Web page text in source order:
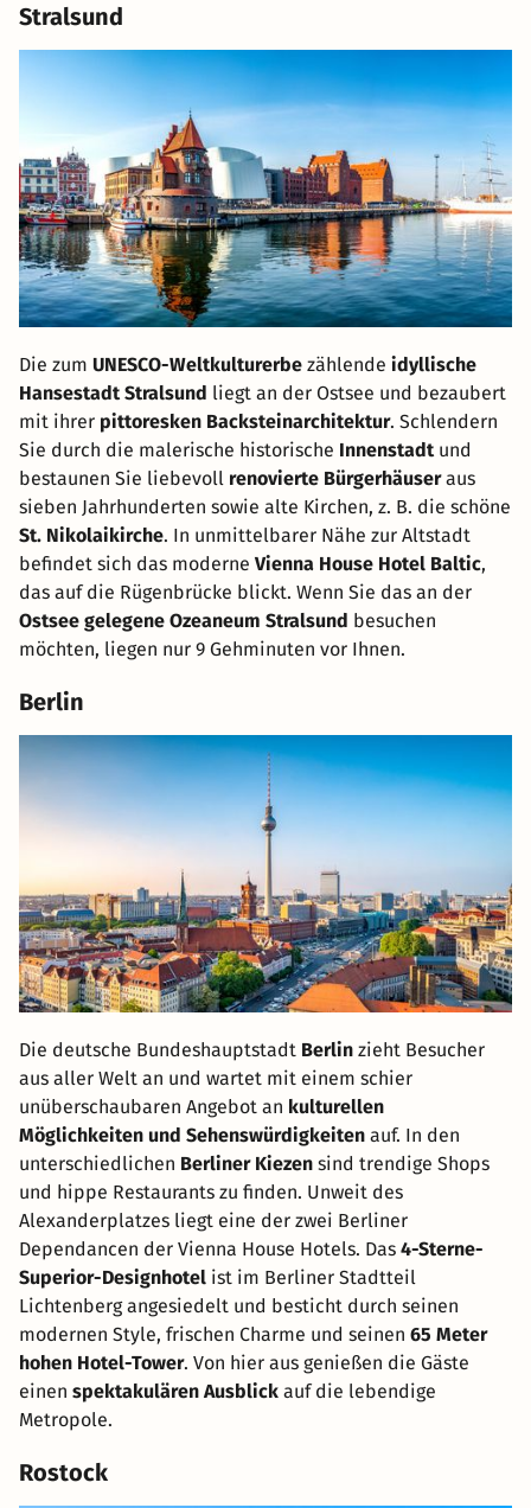
Stralsund
Die zum UNESCO-Weltkulturerbe zählende idyllische
Hansestadt Stralsund liegt an der Ostsee und bezaubert
mit ihrer pittoresken Backsteinarchitektur. Schlendern
Sie durch die malerische historische Innenstadt und
bestaunen Sie liebevoll renovierte Bürgerhäuseraus
sieben Jahrhunderten sowie alte Kirchen, z. B. die schöne
St. Nikolaikirche. In unmittelbarer Nähe zur Altstadt
befindet sich das moderne Vienna House Hotel Baltic,
das auf die Rügenbrücke blickt. Wenn Sie das an der
Ostsee gelegene Ozeaneum Stralsund besuchen
möchten, liegen nur 9 Gehminuten vor Ihnen.
Berlin
Die deutsche Bundeshauptstadt Berlin zieht Besucher
aus aller Welt an und wartet mit einem schier
unüberschaubaren Angebot an kulturellen
Möglichkeiten und Sehenswürdigkeiten auf. In den
unterschiedlichen Berliner Kiezen sind trendige Shops
und hippe Restaurants zu finden. Unweit des
Alexanderplatzes liegt eine der zwei Berliner
Dependancen der Vienna House Hotels. Das 4-Sterne-
Superior-Designhotel ist im Berliner Stadtteil
Lichtenberg angesiedelt und besticht durch seinen
modernen Style, frischen Charme und seinen 65 Meter
hohen Hotel-Tower. Von hier aus genießen die Gäste
einen spektakulären Ausblick auf die lebendige
Metropole.
Rostock